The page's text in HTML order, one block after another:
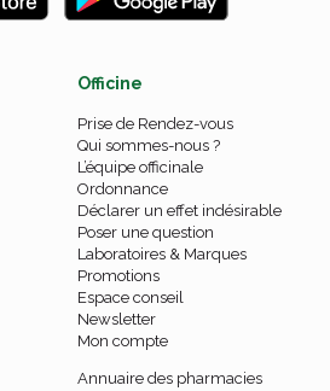
Officine
Prise de Rendez-vous
Qui sommes-nous ?
L’équipe officinale
Ordonnance
Déclarer un effet indésirable
Poser une question
Laboratoires & Marques
Promotions
Espace conseil
Newsletter
Mon compte
Annuaire des pharmacies